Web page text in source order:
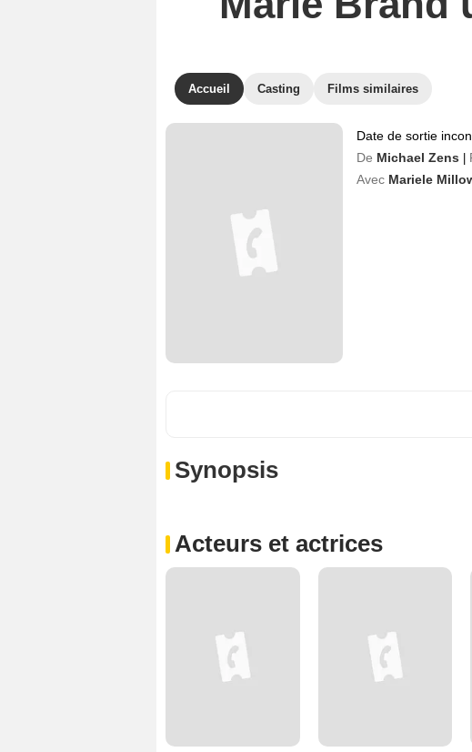
Accueil Casting Films similaires
Date de sortie
De Michael Zens
Avec Mariele
Synopsis
Acteurs et actrices